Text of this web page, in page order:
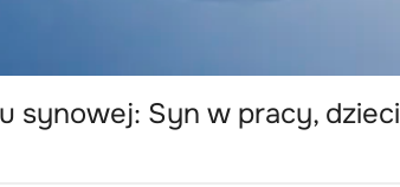
synowej: Syn w pracy,